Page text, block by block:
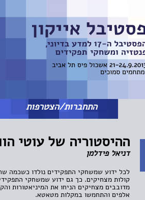
התחברות/הצטרפות
ההיסטוריה של עוטי
דניאל פידלמן
לכל ידוע שמשחקי התפקידים נולדו כשכמה
קולות מצחיקים. כך גם ידוע שמשחקי
מדובבים מצחיקים הניחו את המיניאטורות
אלפים והתחמשו במקלות מטאטא.